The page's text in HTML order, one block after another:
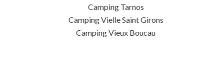
Camping Tarnos
Camping Vielle Saint Girons
Camping Vieux Boucau